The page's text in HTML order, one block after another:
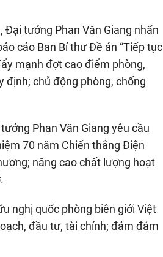
tướng Phan Văn Giang nhấn
cáo Ban Bí thư Đề án “Tiếp tục
mạnh đợt cao điểm phòng,
định; chủ động phòng, chống
Phan Văn Giang yêu cầu
70 năm Chiến thắng Điện
nâng cao chất lượng hoạt
nghị quốc phòng biên giới Việt
đầu tư, tài chính; đảm đảm